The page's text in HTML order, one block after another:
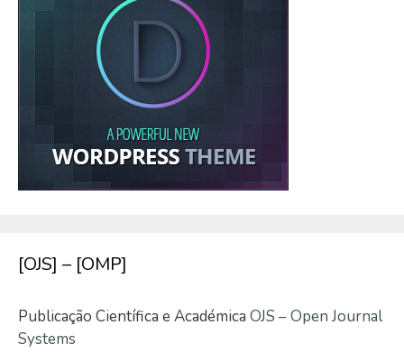
[OJS] – [OMP]
Publicação Científica e Académica OJS – Open Journal
Systems